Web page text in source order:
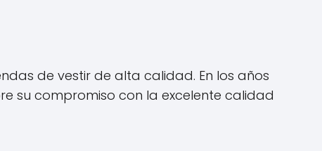
de vestir de alta calidad. En los años
su compromiso con la excelente calidad